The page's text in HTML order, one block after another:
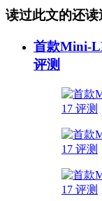
读过此文的还读
首款Mini-
评测